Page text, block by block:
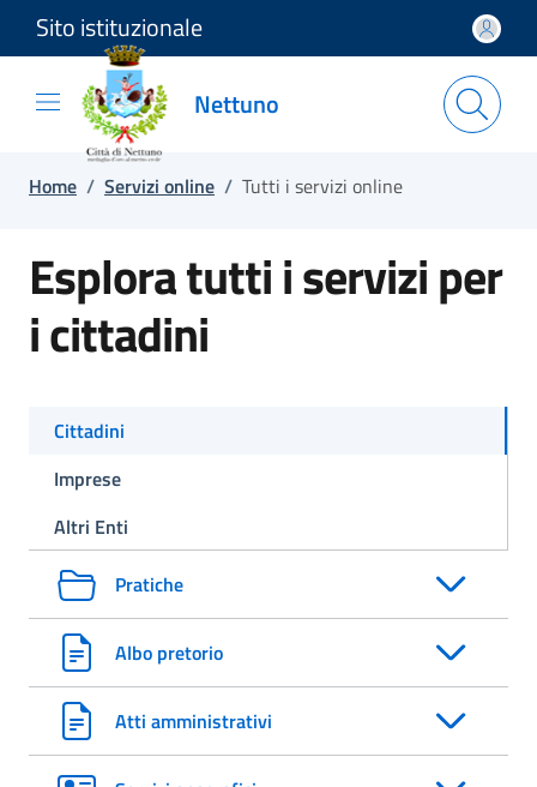
Salta e vai al contenuto
Salta e vai al footer
Sito istituzionale
Nettuno
Home / Servizi online / Tutti i servizi online
Esplora tutti i servizi per
i cittadini
Cittadini
Imprese
Altri Enti
Pratiche
Albo pretorio
Atti amministrativi